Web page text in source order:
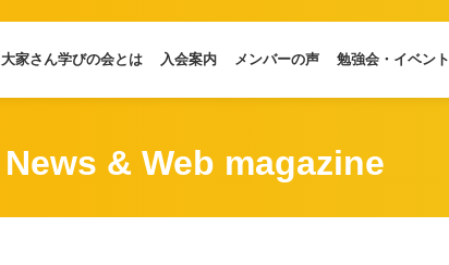
大家さん学びの会とは 入会案内 メンバーの声 勉強会・イベント
News & Web magazine